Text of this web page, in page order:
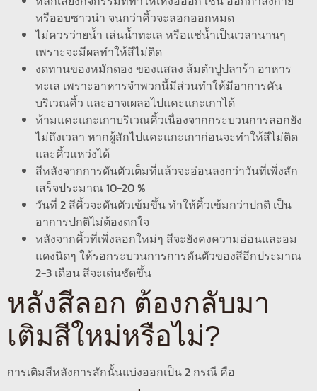
หรืออบซาวน่า จนกว่าคิ้วจะลอกออกหมด
ไม่ควรว่ายน้ำ เล่นน้ำทะเล หรือแช่น้ำเป็นเวลานานๆ
เพราะจะมีผลทำให้สีไม่ติด
งดทานของหมักดอง ของแสลง ส้มตำปูปลาร้า อาหาร
ทะเล เพราะอาหารจำพวกนี้มีส่วนทำให้มีอาการคัน
บริเวณคิ้ว และอาจเผลอไปแคะแกะเกาได้
ห้ามแคะแกะเกาบริเวณคิ้วเนื่องจากกระบวนการลอกยัง
ไม่ถึงเวลา หากผู้สักไปแคะแกะเกาก่อนจะทำให้สีไม่ติด
และคิ้วแหว่งได้
สีหลังจากการดันตัวเต็มที่แล้วจะอ่อนลงกว่าวันที่เพิ่งสัก
เสร็จประมาณ 10-20 %
วันที่ 2 สีคิ้วจะดันตัวเข้มขึ้น ทำให้คิ้วเข้มกว่าปกติ เป็น
อาการปกติไม่ต้องตกใจ
หลังจากคิ้วที่เพิ่งลอกใหม่ๆ สีจะยังคงความอ่อนและอม
แดงนิดๆ ให้รอกระบวนการการดันตัวของสีอีกประมาณ
2-3 เดือน สีจะเด่นชัดขึ้น
หลังสีลอก ต้องกลับมา
เติมสีใหม่หรือไม่?
การเติมสีหลังการสักนั้นแบ่งออกเป็น 2 กรณี คือ